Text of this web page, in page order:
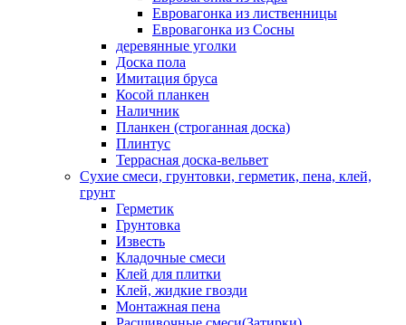
Евровагонка из лиственницы
Евровагонка из Сосны
деревянные уголки
Доска пола
Имитация бруса
Косой планкен
Наличник
Планкен (строганная доска)
Плинтус
Террасная доска-вельвет
Сухие смеси, грунтовки, герметик, пена, клей,
грунт
Герметик
Грунтовка
Известь
Кладочные смеси
Клей для плитки
Клей, жидкие гвозди
Монтажная пена